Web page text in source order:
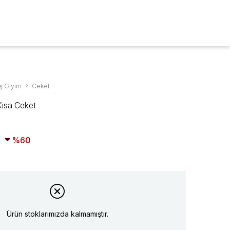
Giyim Ceket
Ceket
60
Ürün stoklarımızda kalmamıştır.